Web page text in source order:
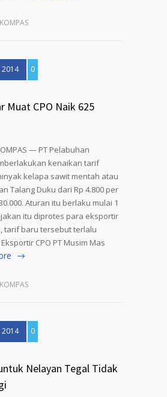
KOMPAS
2014 0
Muat CPO Naik 625
— PT Pelabuhan
kenaikan tarif
kelapa sawit mentah atau
Talang Duku dari Rp 4.800 per
Aturan itu berlaku mulai 1
itu diprotes para eksportir
tarif baru tersebut terlalu
CPO PT Musim Mas
KOMPAS
2014 0
Nelayan Tegal Tidak